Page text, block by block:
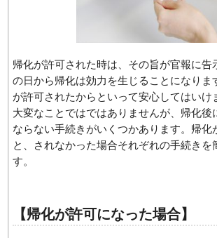
帰化が許可された時は、その旨が官報に告
の日から帰化は効力を生じることになりま
が許可されたからといって安心してはいけ
大変なことではではありませんが、帰化後
ならない手続きがいくつかあります。帰化
と、されなかった場合それぞれの手続きを
す。
【帰化が許可になった場合】